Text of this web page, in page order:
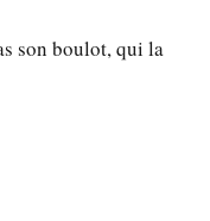
son boulot, qui la